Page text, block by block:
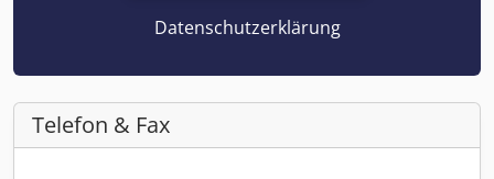
Datenschutzerklärung
Telefon & Fax